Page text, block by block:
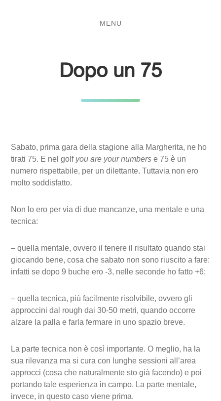
MENU
Dopo un 75
Sabato, prima gara della stagione alla Margherita, ne ho
tirati 75. E nel golf you are your numbers e 75 è un
numero rispettabile, per un dilettante. Tuttavia non ero
molto soddisfatto.
Non lo ero per via di due mancanze, una mentale e una
tecnica:
– quella mentale, ovvero il tenere il risultato quando stai
giocando bene, cosa che sabato non sono riuscito a fare:
infatti se dopo 9 buche ero -3, nelle seconde ho fatto +6;
– quella tecnica, più facilmente risolvibile, ovvero gli
approccini dal rough dai 30-50 metri, quando occorre
alzare la palla e farla fermare in uno spazio breve.
La parte tecnica non è così importante. O meglio, ha la
sua rilevanza ma si cura con lunghe sessioni all’area
approcci (cosa che naturalmente sto già facendo) e poi
portando tale esperienza in campo. La parte mentale,
invece, in questo caso viene prima.